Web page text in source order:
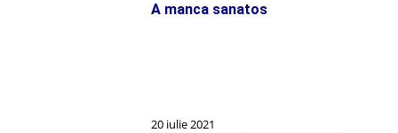
A manca sanatos
20 iulie 2021